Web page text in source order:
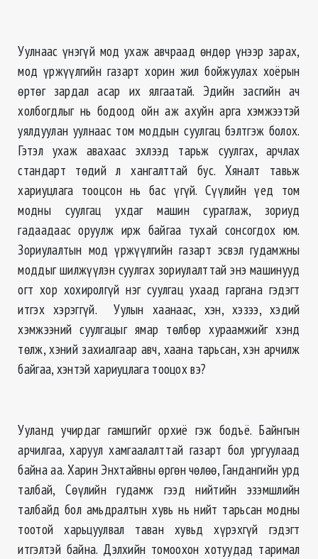
Уулнаас үнэгүй мод ухаж авчраад өндөр үнээр зарах,
мод үржүүлгийн газарт хорин жил бойжуулах хоёрын
өртөг зардал асар их ялгаатай. Эдийн засгийн ач
холбогдлыг нь бодоод ойн аж ахуйн арга хэмжээтэй
уялдуулан уулнаас том моддын суулгац бэлтгэж болох.
Гэтэл ухаж авахаас эхлээд тарьж суулгах, арчлах
стандарт төдий л хангалттай бус. Хяналт тавьж
хариуцлага тооцсон нь бас үгүй. Сүүлийн үед том
модны суулгац ухдаг машин сураглаж, зориуд
гадаадаас оруулж ирж байгаа тухай сонсогдох юм.
Зориулалтын мод үржүүлгийн газарт эсвэл гудамжны
моддыг шилжүүлэн суулгах зориулалттай энэ машинууд
огт хор хохиролгүй нэг суулгац ухаад гаргана гэдэгт
итгэх хэрэггүй. Уулын хаанаас, хэн, хэзээ, хэдий
хэмжээний суулгацыг ямар төлбөр хураамжийг хэнд
төлж, хэний захиалгаар авч, хаана тарьсан, хэн арчилж
байгаа, хэнтэй хариуцлага тооцох вэ?
Ууланд учирдаг гамшгийг орхиё гэж бодъё. Байнгын
арчилгаа, харуул хамгаалалттай газарт бол ургуулаад
байна аа. Харин Энхтайвны өргөн чөлөө, Гандангийн урд
талбай, Сөүлийн гудамж гээд нийтийн эзэмшлийн
талбайд бол амьдралтын хувь нь нийт тарьсан модны
тоотой харьцуулвал таван хувьд хүрэхгүй гэдэгт
итгэлтэй байна. Дэлхийн томоохон хотуудад таримал